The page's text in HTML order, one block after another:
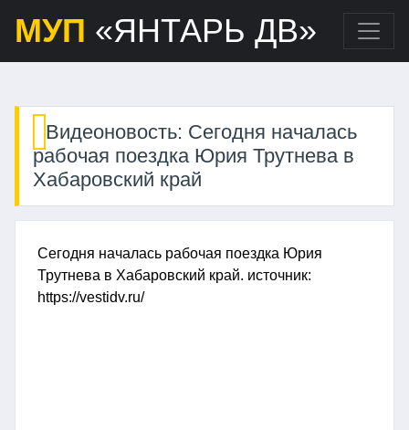
МУП «ЯНТАРЬ ДВ»
Видеоновость: Сегодня началась
рабочая поездка Юрия Трутнева в
Хабаровский край
Сегодня началась рабочая поездка Юрия
Трутнева в Хабаровский край. источник:
https://vestidv.ru/